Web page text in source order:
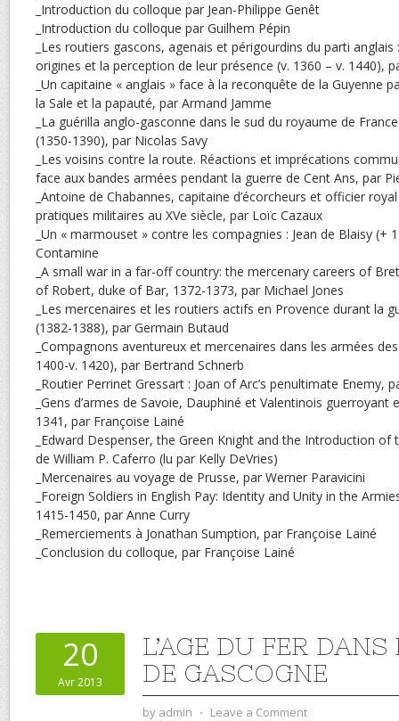
_Introduction du colloque par Jean-Philippe Genêt
_Introduction du colloque par Guilhem Pépin
_Les routiers gascons, agenais et périgourdins du parti
origines et la perception de leur présence (v. 1360 – v. 1440),
_Un capitaine « anglais » face à la reconquête de la Guyenne
la Sale et la papauté, par Armand Jamme
_La guérilla anglo-gasconne dans le sud du royaume de
(1350-1390), par Nicolas Savy
_Les voisins contre la route. Réactions et imprécations
face aux bandes armées pendant la guerre de Cent Ans, par
_Antoine de Chabannes, capitaine d’écorcheurs et officier
pratiques militaires au XVe siècle, par Loïc Cazaux
_Un « marmouset » contre les compagnies : Jean de Blaisy (+
Contamine
_A small war in a far-off country: the mercenary careers of
of Robert, duke of Bar, 1372-1373, par Michael Jones
_Les mercenaires et les routiers actifs en Provence durant la
(1382-1388), par Germain Butaud
_Compagnons aventureux et mercenaires dans les armées
1400-v. 1420), par Bertrand Schnerb
_Routier Perrinet Gressart : Joan of Arc’s penultimate Enemy,
_Gens d’armes de Savoie, Dauphiné et Valentinois guerroyant
1341, par Françoise Lainé
_Edward Despenser, the Green Knight and the Introduction of
de William P. Caferro (lu par Kelly DeVries)
_Mercenaires au voyage de Prusse, par Werner Paravicini
_Foreign Soldiers in English Pay: Identity and Unity in the
1415-1450, par Anne Curry
_Remerciements à Jonathan Sumption, par Françoise Lainé
_Conclusion du colloque, par Françoise Lainé
20
Avr 2013
L’AGE DU FER
DE GASCOGNE
by admin ⋅ Leave a Comment